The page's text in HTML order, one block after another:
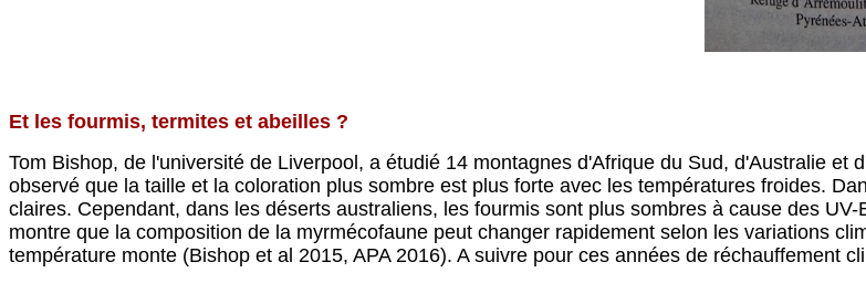
Et les fourmis, termites et abeilles ?
Tom Bishop, de l'université de Liverpool, a étudié 14 montagnes d'Afrique du Sud, d'Australie
observé que la taille et la coloration plus sombre est plus forte avec les températures froides.
claires. Cependant, dans les déserts australiens, les fourmis sont plus sombres à cause des
montre que la composition de la myrmécofaune peut changer rapidement selon les variations
température monte (Bishop et al 2015, APA 2016). A suivre pour ces années de réchauffement